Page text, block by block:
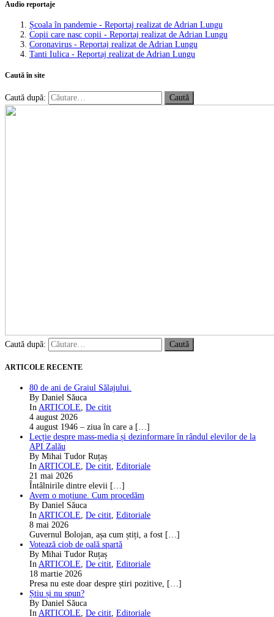
Audio reportaje
Școala în pandemie - Reportaj realizat de Adrian Lungu
Copii care nasc copii - Reportaj realizat de Adrian Lungu
Coronavirus - Reportaj realizat de Adrian Lungu
Tanti Iulica - Reportaj realizat de Adrian Lungu
Caută în site
Caută după:
Caută după:
ARTICOLE RECENTE
80 de ani de Graiul Sălajului.
By Daniel Săuca
In ARTICOLE, De citit
4 august 2026
4 august 1946 – ziua în care a […]
Lecție despre mass-media și dezinformare în rândul elevilor de la
API Zalău
By Mihai Tudor Ruțaș
In ARTICOLE, De citit, Editoriale
21 mai 2026
Întâlnirile dintre elevii […]
Avem o moțiune. Cum procedăm
By Daniel Săuca
In ARTICOLE, De citit, Editoriale
8 mai 2026
Guvernul Bolojan, așa cum știți, a fost […]
Votează ciob de oală spartă
By Mihai Tudor Ruțaș
In ARTICOLE, De citit, Editoriale
18 martie 2026
Presa nu este doar despre știri pozitive, […]
Știu și nu spun?
By Daniel Săuca
In ARTICOLE, De citit, Editoriale